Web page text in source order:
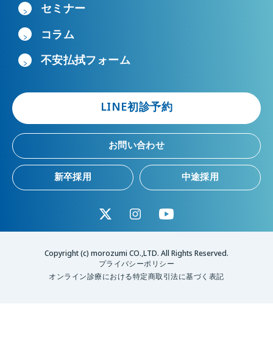
セミナー
コラム
不安払拭フォーム
LINE初診予約
お問い合わせ
新卒採用 中途採用
Copyright (c) morozumi CO.,LTD. All Rights Reserved.
プライバシーポリシー
オンライン診療における特定商取引法に基づく表記